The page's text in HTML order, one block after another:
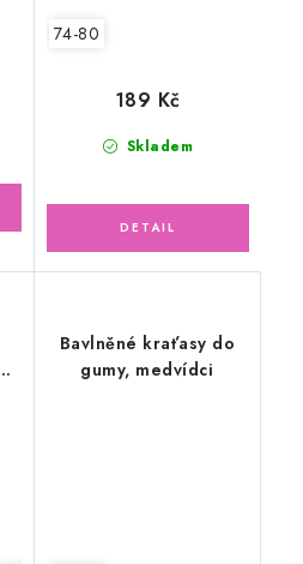
74-80
Skladem
189 Kč
Bavlněné kraťasy do
gumy, medvídci